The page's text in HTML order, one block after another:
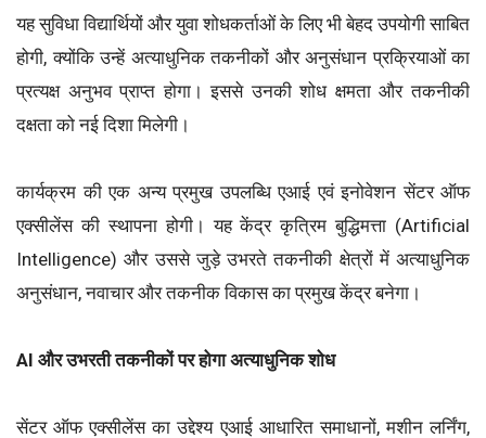
यह सुविधा विद्यार्थियों और युवा शोधकर्ताओं के लिए भी बेहद उपयोगी साबित
होगी, क्योंकि उन्हें अत्याधुनिक तकनीकों और अनुसंधान प्रक्रियाओं का
प्रत्यक्ष अनुभव प्राप्त होगा। इससे उनकी शोध क्षमता और तकनीकी
दक्षता को नई दिशा मिलेगी।
कार्यक्रम की एक अन्य प्रमुख उपलब्धि एआई एवं इनोवेशन सेंटर ऑफ
एक्सीलेंस की स्थापना होगी। यह केंद्र कृत्रिम बुद्धिमत्ता (Artificial
Intelligence) और उससे जुड़े उभरते तकनीकी क्षेत्रों में अत्याधुनिक
अनुसंधान, नवाचार और तकनीक विकास का प्रमुख केंद्र बनेगा।
AI और उभरती तकनीकों पर होगा अत्याधुनिक शोध
सेंटर ऑफ एक्सीलेंस का उद्देश्य एआई आधारित समाधानों, मशीन लर्निंग,